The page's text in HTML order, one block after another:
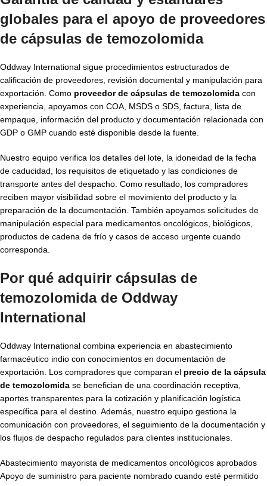
globales para el apoyo de proveedores
de cápsulas de temozolomida
Oddway International sigue procedimientos estructurados de
calificación de proveedores, revisión documental y manipulación para
exportación. Como proveedor de cápsulas de temozolomida con
experiencia, apoyamos con COA, MSDS o SDS, factura, lista de
empaque, información del producto y documentación relacionada con
GDP o GMP cuando esté disponible desde la fuente.
Nuestro equipo verifica los detalles del lote, la idoneidad de la fecha
de caducidad, los requisitos de etiquetado y las condiciones de
transporte antes del despacho. Como resultado, los compradores
reciben mayor visibilidad sobre el movimiento del producto y la
preparación de la documentación. También apoyamos solicitudes de
manipulación especial para medicamentos oncológicos, biológicos,
productos de cadena de frío y casos de acceso urgente cuando
corresponda.
Por qué adquirir cápsulas de
temozolomida de Oddway
International
Oddway International combina experiencia en abastecimiento
farmacéutico indio con conocimientos en documentación de
exportación. Los compradores que comparan el precio de la cápsula
de temozolomida se benefician de una coordinación receptiva,
aportes transparentes para la cotización y planificación logística
específica para el destino. Además, nuestro equipo gestiona la
comunicación con proveedores, el seguimiento de la documentación y
los flujos de despacho regulados para clientes institucionales.
Abastecimiento mayorista de medicamentos oncológicos aprobados
Apoyo de suministro para paciente nombrado cuando esté permitido